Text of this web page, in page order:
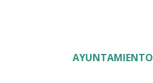
AYUNTAMIENTO